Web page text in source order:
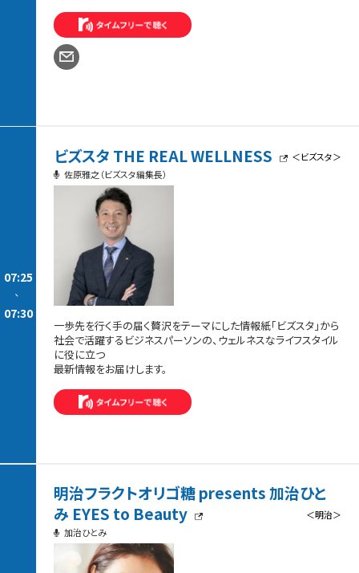
07:25
-
07:30
ビズスタ THE REAL WELLNESS
＜ビズスタ＞
佐原雅之（ビズスタ編集長）
一歩先を行く手の届く贅沢をテーマにした情報紙「ビズスタ」から
社会で活躍するビジネスパーソンの、ウェルネスなライフスタイル
に役に立つ
最新情報をお届けします。
明治フラクトオリゴ糖 presents 加治ひと
み EYES to Beauty
＜明治＞
加治ひとみ